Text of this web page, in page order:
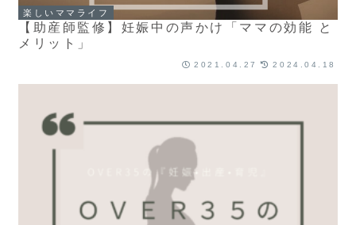
楽しいママライフ
【助産師監修】妊娠中の声かけ「ママの効能 と
メリット」
2021.04.27 2024.04.18